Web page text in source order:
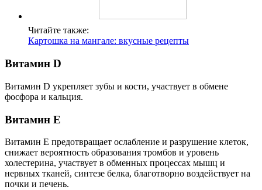
Читайте также:
Картошка на мангале: вкусные рецепты
Витамин D
Витамин D укрепляет зубы и кости, участвует в обмене
фосфора и кальция.
Витамин Е
Витамин Е предотвращает ослабление и разрушение клеток,
снижает вероятность образования тромбов и уровень
холестерина, участвует в обменных процессах мышц и
нервных тканей, синтезе белка, благотворно воздействует на
почки и печень.